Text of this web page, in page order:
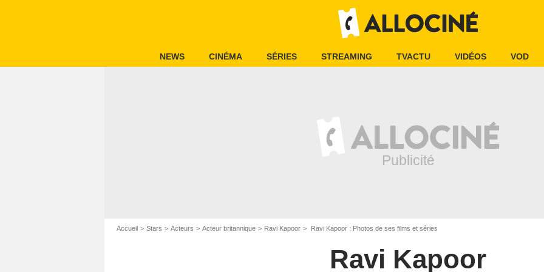
NEWS CINÉMA SÉRIES STREAMING TVACTU VIDÉOS VOD
Accueil Stars Acteurs Acteur britannique Ravi Kapoor Ravi Kapoor : Photos de ses films et séries
Ravi Kapoor